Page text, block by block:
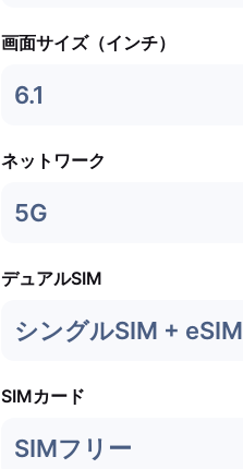
画面サイズ（インチ）
6.1
ネットワーク
5G
デュアルSIM
シングルSIM + eSIM
SIMカード
SIMフリー